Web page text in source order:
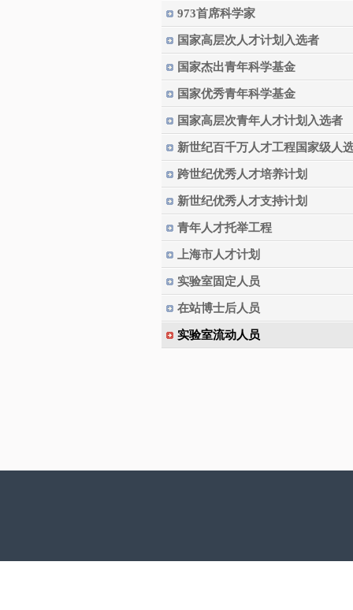
973首席科学家
国家高层次人才计划入选者
国家杰出青年科学基金
国家优秀青年科学基金
国家高层次青年人才计划入选者
新世纪百千万人才工程国家级人
跨世纪优秀人才培养计划
新世纪优秀人才支持计划
青年人才托举工程
上海市人才计划
实验室固定人员
在站博士后人员
实验室流动人员